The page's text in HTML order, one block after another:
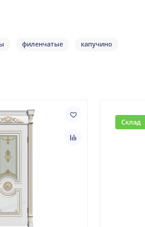
филенчатые капучино
Склад